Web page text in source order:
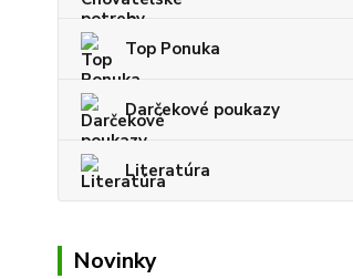
Top Ponuka
Darčekové poukazy
Literatúra
Novinky